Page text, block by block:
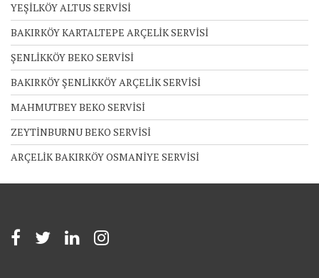
YEŞİLKÖY ALTUS SERVİSİ
BAKIRKÖY KARTALTEPE ARÇELİK SERVİSİ
ŞENLİKKÖY BEKO SERVİSİ
BAKIRKÖY ŞENLİKKÖY ARÇELİK SERVİSİ
MAHMUTBEY BEKO SERVİSİ
ZEYTİNBURNU BEKO SERVİSİ
ARÇELİK BAKIRKÖY OSMANİYE SERVİSİ